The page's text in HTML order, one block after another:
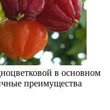
в основном
преимущества